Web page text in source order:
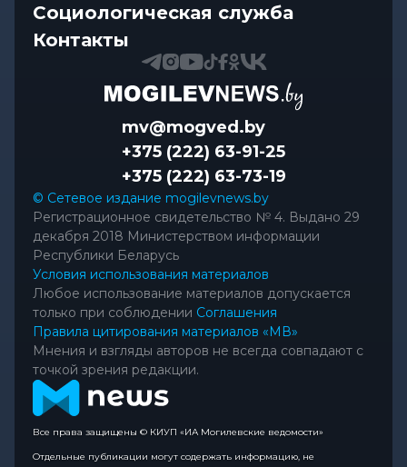
Социологическая служба
Контакты
mv@mogved.by
+375 (222) 63-91-25
+375 (222) 63-73-19
© Сетевое издание mogilevnews.by
Регистрационное свидетельство № 4. Выдано 29
декабря 2018 Министерством информации
Республики Беларусь
Условия использования материалов
Любое использование материалов допускается
только при соблюдении Соглашения
Правила цитирования материалов «МВ»
Мнения и взгляды авторов не всегда совпадают с
точкой зрения редакции.
Все права защищены © КИУП «ИА Могилевские ведомости»
Отдельные публикации могут содержать информацию, не